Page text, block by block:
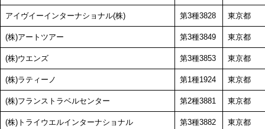
アイヴイーインターナショナル(株) 第3種3828 東京都
(株)アートツアー 第3種3849 東京都
(株)ウエンズ 第3種3853 東京都
(株)ラティーノ 第1種1924 東京都
(株)フランストラベルセンター 第2種3881 東京都
(株)トライウエルインターナショナル 第3種3882 東京都